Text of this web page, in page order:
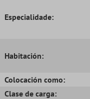
Especialidade:
Habitación:
Colocación como:
Clase de carga: